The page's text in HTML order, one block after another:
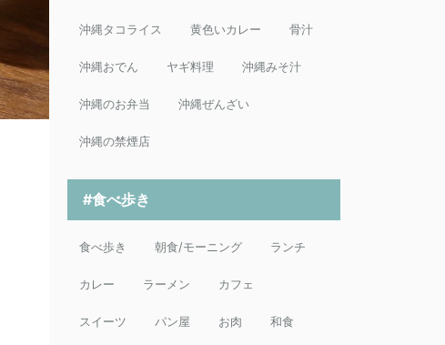
沖縄タコライス 黄色いカレー 骨汁
沖縄おでん ヤギ料理 沖縄みそ汁
沖縄のお弁当 沖縄ぜんざい
沖縄の禁煙店
#食べ歩き
食べ歩き 朝食/モーニング ランチ
カレー ラーメン カフェ
スイーツ パン屋 お肉 和食